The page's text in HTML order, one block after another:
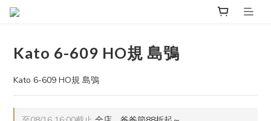
Kato 6-609 HO規 島鴞
Kato 6-609 HO規 島鴞